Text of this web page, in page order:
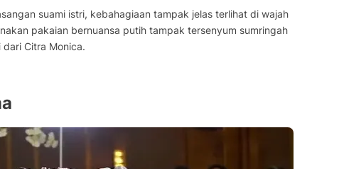
suami istri, kebahagiaan tampak jelas terlihat di wajah
pakaian bernuansa putih tampak tersenyum sumringah
Citra Monica.